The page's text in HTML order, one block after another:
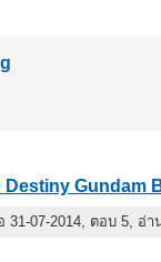
Destiny Gundam
31-07-2014, ตอบ 5, อ่า